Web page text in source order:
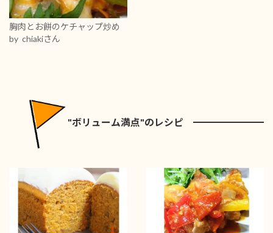
胸肉とお餅のケチャップ炒め
by chiakiさん
"ボリューム満点"のレシピ